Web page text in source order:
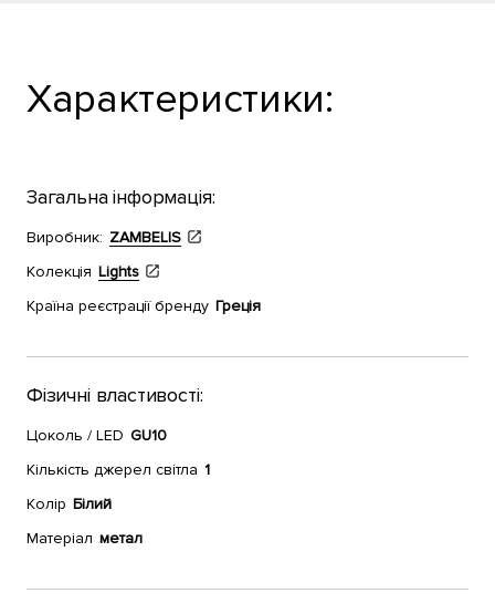
Характеристики:
Загальна інформація:
Виробник: ZAMBELIS
Колекція Lights
Країна реєстрації бренду Греція
Фізичні властивості:
Цоколь / LED GU10
Кількість джерел світла 1
Колір Білий
Матеріал метал